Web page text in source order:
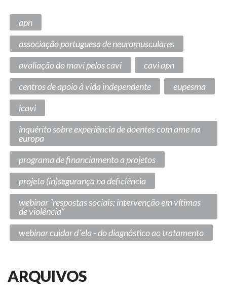
apn
associação portuguesa de neuromusculares
avaliação do mavi pelos cavi
cavi apn
centros de apoio à vida independente
eupesma
icavi
inquérito sobre experiência de doentes com ame na
europa
programa de financiamento a projetos
projeto (in)segurança na deficiência
webinar “respostas sociais: intervenção em vítimas
de violência”
webinar cuidar d´ela - do diagnóstico ao tratamento
ARQUIVOS